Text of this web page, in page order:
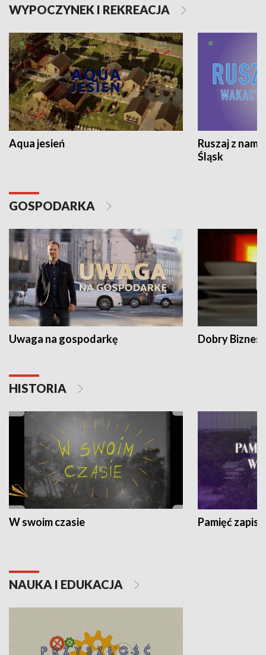
WYPOCZYNEK I REKREACJA
Aqua jesień
Ruszaj z
Śląsk
GOSPODARKA
Uwaga na gospodarkę Dobry Biznes
HISTORIA
W swoim czasie Pamięć
NAUKA I EDUKACJA